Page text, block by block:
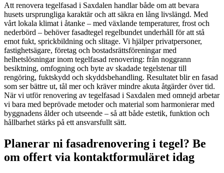
Att renovera tegelfasad i Saxdalen handlar både om att bevara
husets ursprungliga karaktär och att säkra en lång livslängd. Med
vårt lokala klimat i åtanke – med växlande temperaturer, frost och
nederbörd – behöver fasadtegel regelbundet underhåll för att stå
emot fukt, sprickbildning och slitage. Vi hjälper privatpersoner,
fastighetsägare, företag och bostadsrättsföreningar med
helhetslösningar inom tegelfasad renovering: från noggrann
besiktning, omfogning och byte av skadade tegelstenar till
rengöring, fuktskydd och skyddsbehandling. Resultatet blir en fasad
som ser bättre ut, tål mer och kräver mindre akuta åtgärder över tid.
När vi utför renovering av tegelfasad i Saxdalen med omnejd arbetar
vi bara med beprövade metoder och material som harmonierar med
byggnadens ålder och utseende – så att både estetik, funktion och
hållbarhet stärks på ett ansvarsfullt sätt.
Planerar ni fasadrenovering i tegel? Be
om offert via kontaktformuläret idag